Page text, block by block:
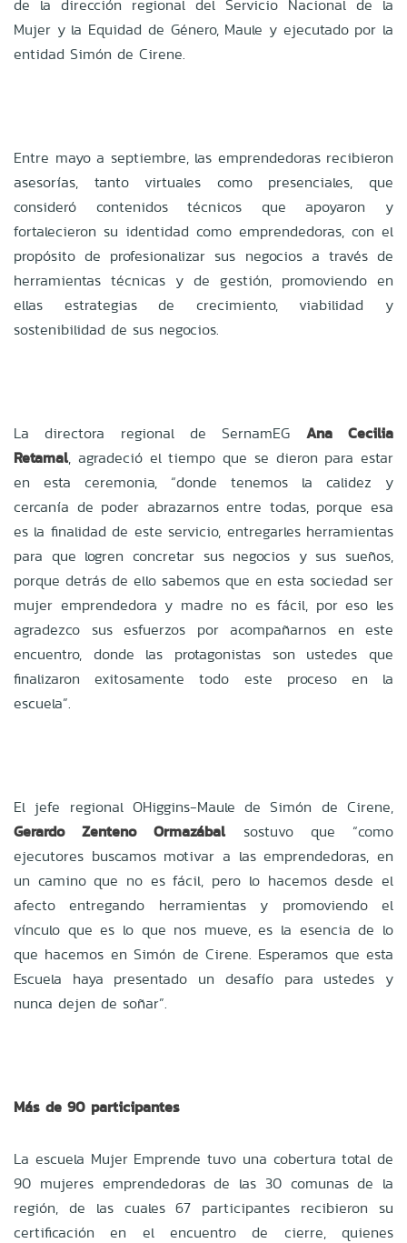
de la dirección regional del Servicio Nacional de la
Mujer y la Equidad de Género, Maule y ejecutado por la
entidad Simón de Cirene.
Entre mayo a septiembre, las emprendedoras recibieron
asesorías, tanto virtuales como presenciales, que
consideró contenidos técnicos que apoyaron y
fortalecieron su identidad como emprendedoras, con el
propósito de profesionalizar sus negocios a través de
herramientas técnicas y de gestión, promoviendo en
ellas estrategias de crecimiento, viabilidad y
sostenibilidad de sus negocios.
La directora regional de SernamEG Ana Cecilia
Retamal, agradeció el tiempo que se dieron para estar
en esta ceremonia, “donde tenemos la calidez y
cercanía de poder abrazarnos entre todas, porque esa
es la finalidad de este servicio, entregarles herramientas
para que logren concretar sus negocios y sus sueños,
porque detrás de ello sabemos que en esta sociedad ser
mujer emprendedora y madre no es fácil, por eso les
agradezco sus esfuerzos por acompañarnos en este
encuentro, donde las protagonistas son ustedes que
finalizaron exitosamente todo este proceso en la
escuela”.
El jefe regional OHiggins-Maule de Simón de Cirene,
Gerardo Zenteno Ormazábal sostuvo que “como
ejecutores buscamos motivar a las emprendedoras, en
un camino que no es fácil, pero lo hacemos desde el
afecto entregando herramientas y promoviendo el
vínculo que es lo que nos mueve, es la esencia de lo
que hacemos en Simón de Cirene. Esperamos que esta
Escuela haya presentado un desafío para ustedes y
nunca dejen de soñar”.
Más de 90 participantes
La escuela Mujer Emprende tuvo una cobertura total de
90 mujeres emprendedoras de las 30 comunas de la
región, de las cuales 67 participantes recibieron su
certificación en el encuentro de cierre, quienes